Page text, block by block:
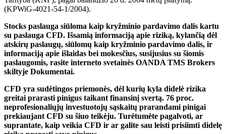
(KPWiG-4021-54-1/2004).
Stocks paslauga siūloma kaip kryžminio pardavimo dalis kartu
su paslauga CFD. Išsamią informaciją apie riziką, kylančią dėl
atskirų paslaugų, siūlomų kaip kryžminio pardavimo dalis, ir
informaciją apie išlaidas bei mokesčius, susijusius su šiomis
paslaugomis, rasite interneto svetainės OANDA TMS Brokers
skiltyje Dokumentai.
CFD yra sudėtingos priemonės, dėl kurių kyla didelė rizika
greitai prarasti pinigus taikant finansinį svertą. 76 proc.
neprofesionaliųjų investuotojų sąskaitų prarandami pinigai
prekiaujant CFD su šiuo teikėju. Turėtumėte pagalvoti, ar
suprantate, kaip veikia CFD ir ar galite sau leisti prisiimti didelę